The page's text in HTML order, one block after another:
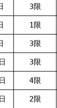
3限
1限
3限
3限
4限
2限